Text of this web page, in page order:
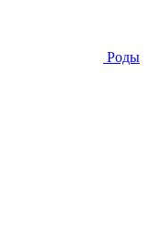
Роды